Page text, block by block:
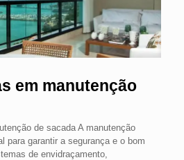
em manutenção
de sacada A manutenção
para garantir a segurança e o bom
de envidraçamento,